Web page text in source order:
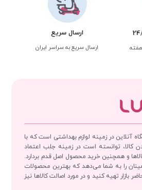
ارسال سریع
ارسال سریع به سراسر ایران
آنلاین در زمینه لوازم بهداشتی است که با
کالا، توانسته است در زمینه جلب اعتماد
و همچنین خرید محصول اصل قدم بردارد.
را به شما می‌دهد که بهترین محصولات
بازار تهیه کنید و در مورد اصالت کالاها نیز